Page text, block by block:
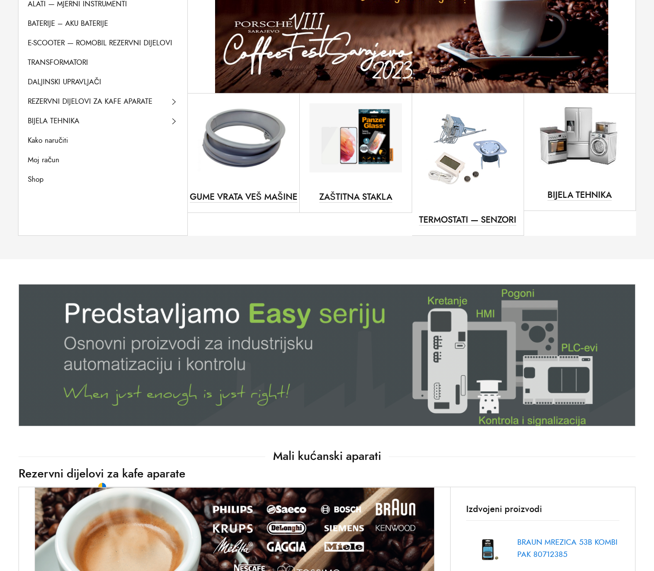
ALATI — MJERNI INSTRUMENTI
BATERIJE – AKU BATERIJE
E-SCOOTER — ROMOBIL REZERVNI DIJELOVI
TRANSFORMATORI
DALJINSKI UPRAVLJAČI
REZERVNI DIJELOVI ZA KAFE APARATE
BIJELA TEHNIKA
Kako naručiti
Moj račun
Shop
GUME VRATA VEŠ MAŠINE ZAŠTITNA STAKLA
TERMOSTATI — SENZORI
BIJELA TEHNIKA
Mali kućanski aparati
Rezervni dijelovi za kafe aparate
Izdvojeni proizvodi
BRAUN MREZICA 53B KOMBI
PAK 80712385